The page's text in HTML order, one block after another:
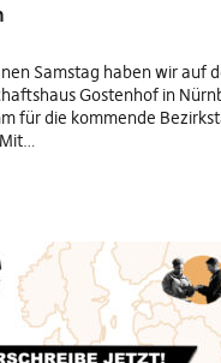
Samstag haben wir auf
Gostenhof in
für die kommende